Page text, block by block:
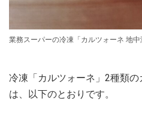
業務スーパーの冷凍「カルツォーネ 地
冷凍「カルツォーネ」2種類
は、以下のとおりです。